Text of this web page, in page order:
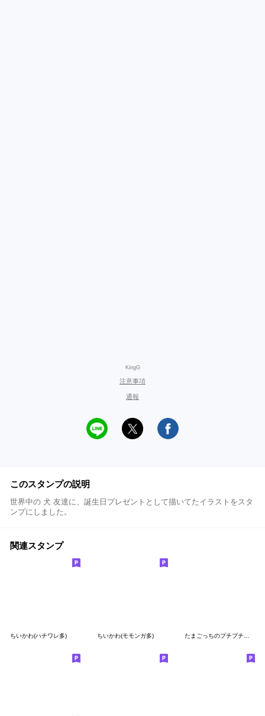
KingG
注意事項
通報
このスタンプの説明
世界中の 犬 友達に、誕生日プレゼントとして描いてたイラストをスタ
ンプにしました。
関連スタンプ
ちいかわ(ハチワレ多) ちいかわ(モモンガ多) たまごっちのプチプチおみせっち